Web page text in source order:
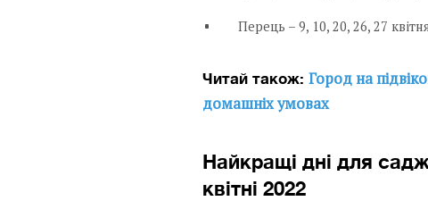
Перець – 9, 10, 20, 26, 27
Читай також:Город на
домашніх умовах
Найкращі дні для
квітні 2022